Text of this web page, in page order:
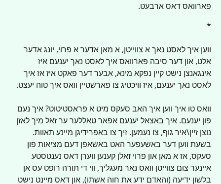
פארוואס דאס ארבעט.
*
ווען איך לאסט נאך א צווייטן, א מאן אדער א פרוי, יונג אדער
אלט, און דער סיבה פארוואס איך לאסט נאך יענעם איז
אינגאנצן נישט קיין נפקא מינא, אבער דער פאקט איז אז איך
לאסט נאך יענעם, איז וויכטיג צו פארשטיין וואס איך טוה יעצט.
וואס טו איך ווען איך האב סעקס מיט א פראסטיטוט? איך נעם
פון יענעם. איך באצאל יענעם אפאר טאללער ער זאל מיך לאזן
נוצן זיין\איר גוף, צו נעמען. זיך צו באפרידיגן מיינע תאוות.
בשעת ווען דער באשעפער האט באשאפן דעם מציאות פון
סעקס, אז א מאן און פרוי זאלן קענען ווערן דאס נענטסטע
איינער צום צווייטן וואס נאר מעגליך, ווי די תורה רופט עס אן
בלשון ידיעה (והאדם ידע את חוה אשתו), און דאס מיינט נישט